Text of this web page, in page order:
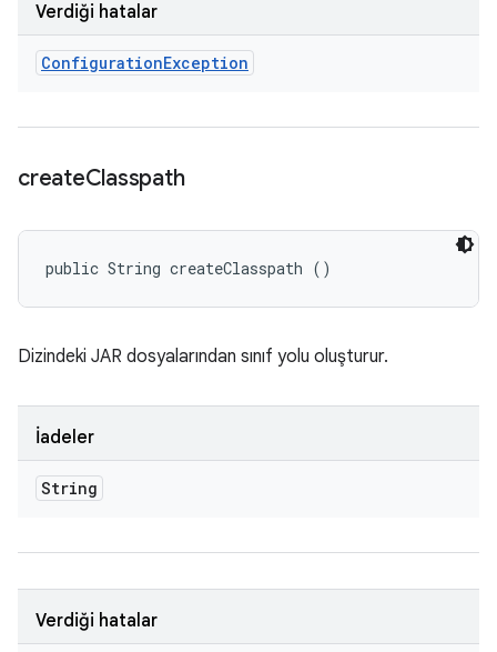
Verdiği hatalar
ConfigurationException
createClasspath
public String createClasspath ()
Dizindeki JAR dosyalarından sınıf yolu oluşturur.
İadeler
String
Verdiği hatalar